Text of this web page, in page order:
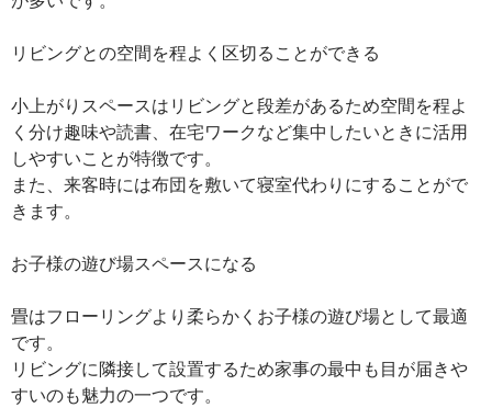
リビングとの空間を程よく区切ることができる
小上がりスペースはリビングと段差があるため空間を程よ
く分け趣味や読書、在宅ワークなど集中したいときに活用
しやすいことが特徴です。
また、来客時には布団を敷いて寝室代わりにすることがで
きます。
お子様の遊び場スペースになる
畳はフローリングより柔らかくお子様の遊び場として最適
です。
リビングに隣接して設置するため家事の最中も目が届きや
すいのも魅力の一つです。